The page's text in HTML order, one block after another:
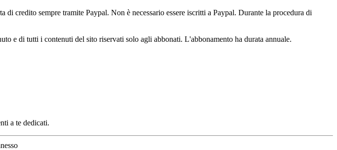
credito sempre tramite Paypal. Non è necessario essere iscritti a Paypal. Durante la procedura di
e di tutti i contenuti del sito riservati solo agli abbonati. L'abbonamento ha durata annuale.
a te dedicati.